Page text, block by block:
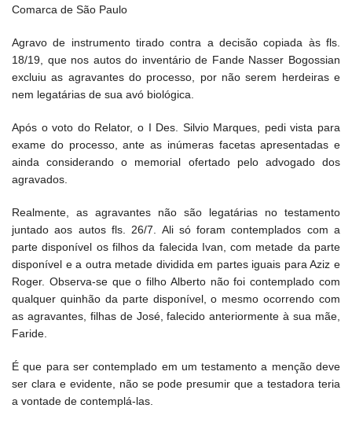
Comarca de São Paulo
Agravo de instrumento tirado contra a decisão copiada às fls.
18/19, que nos autos do inventário de Fande Nasser Bogossian
excluiu as agravantes do processo, por não serem herdeiras e
nem legatárias de sua avó biológica.
Após o voto do Relator, o I Des. Silvio Marques, pedi vista para
exame do processo, ante as inúmeras facetas apresentadas e
ainda considerando o memorial ofertado pelo advogado dos
agravados.
Realmente, as agravantes não são legatárias no testamento
juntado aos autos fls. 26/7. Ali só foram contemplados com a
parte disponível os filhos da falecida Ivan, com metade da parte
disponível e a outra metade dividida em partes iguais para Aziz e
Roger. Observa-se que o filho Alberto não foi contemplado com
qualquer quinhão da parte disponível, o mesmo ocorrendo com
as agravantes, filhas de José, falecido anteriormente à sua mãe,
Faride.
É que para ser contemplado em um testamento a menção deve
ser clara e evidente, não se pode presumir que a testadora teria
a vontade de contemplá-las.